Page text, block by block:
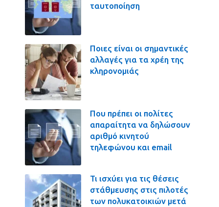
ταυτοποίηση
Ποιες είναι οι σημαντικές
αλλαγές για τα χρέη της
κληρονομιάς
Που πρέπει οι πολίτες
απαραίτητα να δηλώσουν
αριθμό κινητού
τηλεφώνου και email
Τι ισχύει για τις θέσεις
στάθμευσης στις πιλοτές
των πολυκατοικιών μετά